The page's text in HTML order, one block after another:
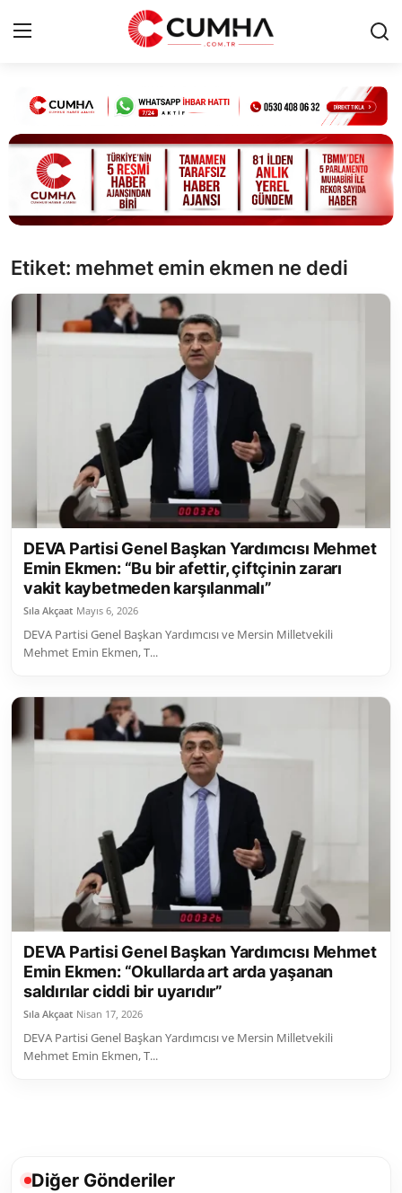
Kurumsal
Cumhurbaşkanlığı
Bakanlıklar
Siyasi Partiler
Yerel Yönetimler
Toplum ve Yaşam
Sivil Toplum Kuruluşları
Kamu Kurumları ve Üst Kurullar
Resmi Reklamlar
Etiket: mehmet emin ekmen ne dedi
DEVA Partisi Genel Başkan Yardımcısı Mehmet
Emin Ekmen: “Bu bir afettir, çiftçinin zararı
vakit kaybetmeden karşılanmalı”
Sıla Akçaat Mayıs 6, 2026
DEVA Partisi Genel Başkan Yardımcısı ve Mersin Milletvekili
Mehmet Emin Ekmen, T...
DEVA Partisi Genel Başkan Yardımcısı Mehmet
Emin Ekmen: “Okullarda art arda yaşanan
saldırılar ciddi bir uyarıdır”
Sıla Akçaat Nisan 17, 2026
DEVA Partisi Genel Başkan Yardımcısı ve Mersin Milletvekili
Mehmet Emin Ekmen, T...
Diğer Gönderiler